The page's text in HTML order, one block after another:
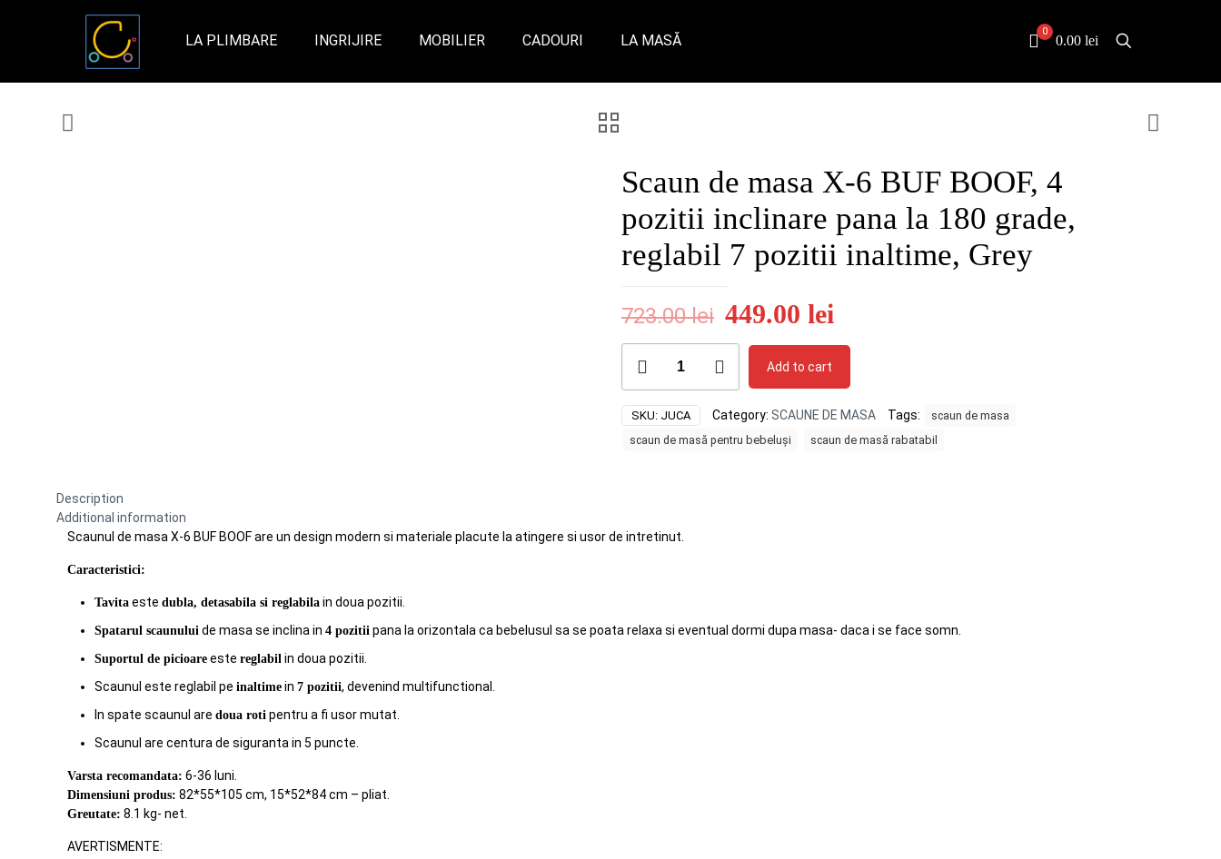
LA PLIMBARE INGRIJIRE MOBILIER CADOURI LA MASĂ
0
0.00 lei
Scaun de masa X-6 BUF BOOF, 4
pozitii inclinare pana la 180 grade,
reglabil 7 pozitii inaltime, Grey
723.00lei Original
price
was:
723.00 lei.
449.00 lei
price
449.00 lei.
masa
X-
6
BUF
pana
7
Add to cart
SKU: JUCA Category: SCAUNE DE MASA Tags:
scaun de masa
scaun de masă pentru bebeluși
scaun de masă rabatabil
Description
Additional information
Scaunul de masa X-6 BUF BOOF are un design modern si materiale placute la atingere si usor de intretinut.
Caracteristici:
Tavita estedubla, detasabila si reglabila in doua pozitii.
Spatarul scaunului de masa se inclina in4 pozitii pana la orizontala ca bebelusul sa se poata relaxa si eventual dormi dupa masa- daca i se face somn.
Suportul de picioare estereglabil in doua pozitii.
Scaunul este reglabil peinaltime in7 pozitii, devenind multifunctional.
In spate scaunul aredoua roti pentru a fi usor mutat.
Scaunul are centura de siguranta in 5 puncte.
Varsta recomandata: 6-36 luni.
Dimensiuni produs: 82*55*105 cm, 15*52*84 cm – pliat.
Greutate: 8.1 kg- net.
AVERTISMENTE: